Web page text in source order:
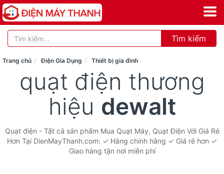
Tìm kiếm
Trang chủ Điện Gia Dụng Thiết bị gia đình
quạt điện thương
hiệu dewalt
Quạt điện - Tất cả sản phẩm Mua Quạt Máy, Quạt Điện Với Giá Rẻ
Hơn Tại DienMayThanh.com: ✓ Hàng chính hãng ✓ Giá rẻ hơn ✓
Giao hàng tận nơi miễn phí